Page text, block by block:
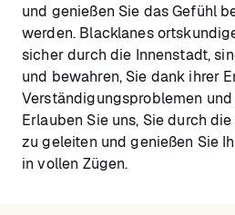
und genießen Sie das Gefühl
werden. Blacklanes
sicher durch die Innenstadt,
und bewahren, Sie dank ihrer
Verständigungsproblemen
Erlauben Sie uns, Sie durch
zu geleiten und genießen Sie
in vollen Zügen.